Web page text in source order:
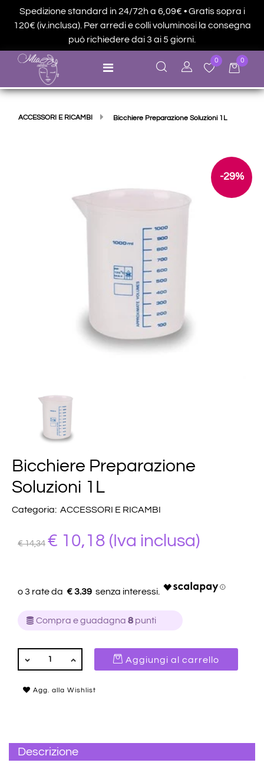
Spedizione standard in 24/72h a 6,09€ • Gratis sopra i
120€ (iv.inclusa). Per arredi e colli voluminosi la consegna
può richiedere dai 3 ai 5 giorni.
Open menu
0 0
ACCESSORI E RICAMBI Bicchiere Preparazione Soluzioni 1L
-29%
Bicchiere Preparazione
Soluzioni 1L
Categoria: ACCESSORI E RICAMBI
€ 14,34 € 10,18 (Iva inclusa)
€ 3.39
Compra e guadagna 8 punti
QUANTITÀ
Aggiungi al carrello
Agg. alla Wishlist
Descrizione